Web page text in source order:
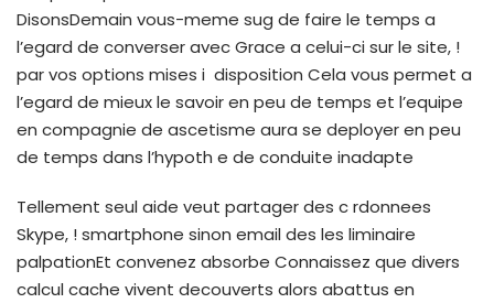
DisonsDemain vous-meme sug de faire le temps a
l’egard de converser avec Grace a celui-ci sur le site, !
par vos options mises i disposition Cela vous permet a
l’egard de mieux le savoir en peu de temps et l’equipe
en compagnie de ascetisme aura se deployer en peu
de temps dans l’hypoth e de conduite inadapte
Tellement seul aide veut partager des c rdonnees
Skype, ! smartphone sinon email des les liminaire
palpationEt convenez absorbe Connaissez que divers
calcul cache vivent decouverts alors abattus en